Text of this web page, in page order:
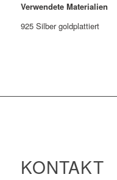
Verwendete Materialien
925 Silber goldplattiert
KONTAKT